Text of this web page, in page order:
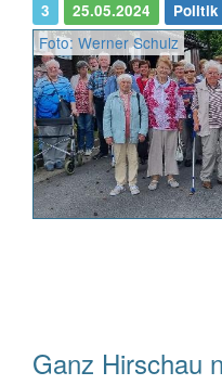
3 25.05.2024 Politik
Foto: Werner Schulz
Ganz Hirschau